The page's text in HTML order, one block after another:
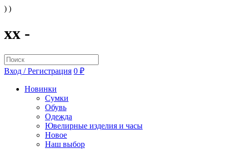
) )
xx -
Вход / Регистрация 0 ₽
Новинки
Сумки
Обувь
Одежда
Ювелирные изделия и часы
Новое
Наш выбор